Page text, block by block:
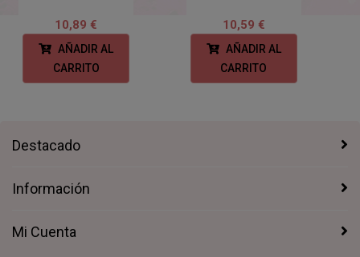
10,89 €
AÑADIR AL
CARRITO
10,59 €
AÑADIR AL
CARRITO
Destacado
Información
Mi Cuenta